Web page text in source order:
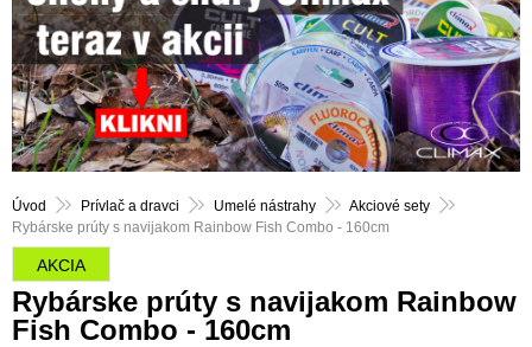
Úvod Prívlač a dravci Umelé nástrahy
Akciové sety
Rybárske prúty s navijakom Rainbow Fish Combo - 160cm
AKCIA
Rybárske prúty s navijakom Rainbow
Fish Combo - 160cm